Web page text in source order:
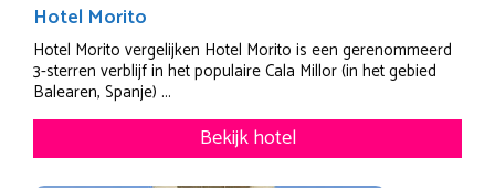
Hotel Morito
Hotel Morito vergelijken Hotel Morito is een gerenommeerd
3-sterren verblijf in het populaire Cala Millor (in het gebied
Balearen, Spanje) ...
Bekijk hotel